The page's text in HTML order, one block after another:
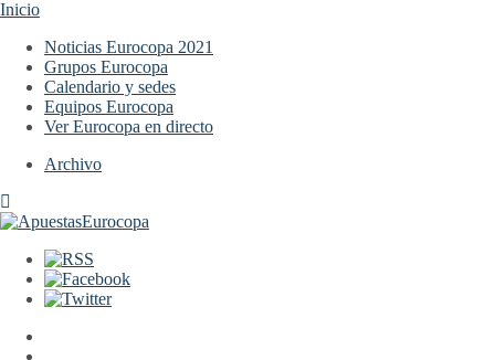
Inicio
Noticias Eurocopa 2021
Grupos Eurocopa
Calendario y sedes
Equipos Eurocopa
Ver Eurocopa en directo
Archivo